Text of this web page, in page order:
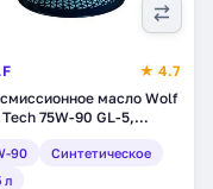
★ 4.7
масло Wolf
75W-90 GL-5,
90
Синтетическое
л